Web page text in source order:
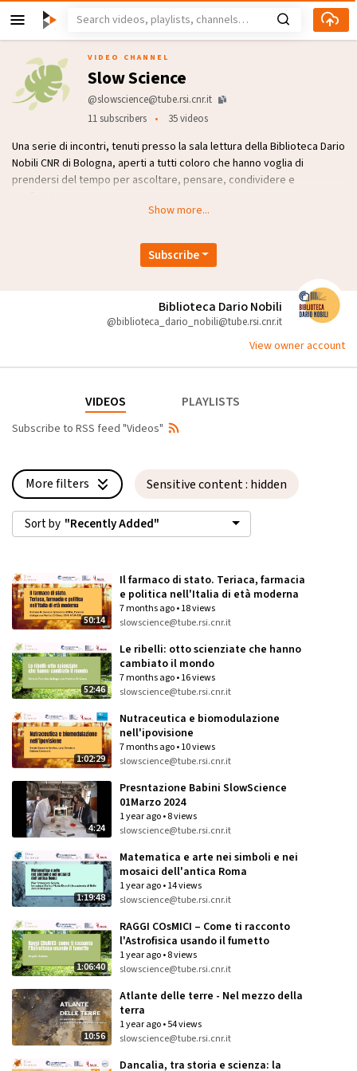
VIDEO CHANNEL
Slow Science
@slowscience@tube.rsi.cnr.it
11 subscribers
35 videos
Una serie di incontri, tenuti presso la sala lettura della Biblioteca Dario
Nobili CNR di Bologna, aperti a tutti coloro che hanno voglia di
prendersi del tempo per ascoltare, pensare, condividere e
Show more...
Subscribe
Biblioteca Dario Nobili
@biblioteca_dario_nobili@tube.rsi.cnr.it
View owner account
VIDEOS PLAYLISTS
Subscribe to RSS feed "Videos"
More filters Sensitive content: hidden
Sort by "Recently Added"
Updateyour settings
×
Sensitive content:
Updateyour settings
Displayed
Type:
VOD & Live videos
Live videos
VOD videos
Categories:
× All categories ×
50:14
Il farmaco di stato. Teriaca, farmacia
e politica nell'Italia di età moderna
7 months ago•18 views
slowscience@tube.rsi.cnr.it
52:46
Le ribelli: otto scienziate che hanno
cambiato il mondo
7 months ago•16 views
slowscience@tube.rsi.cnr.it
1:02:29
Nutraceutica e biomodulazione
nell'ipovisione
7 months ago•10 views
slowscience@tube.rsi.cnr.it
4:24
Presntazione Babini SlowScience
01Marzo 2024
1 year ago•8 views
slowscience@tube.rsi.cnr.it
1:19:48
Matematica e arte nei simboli e nei
mosaici dell'antica Roma
1 year ago•14 views
slowscience@tube.rsi.cnr.it
1:06:40
RAGGI COsMICI – Come ti racconto
l'Astrofisica usando il fumetto
1 year ago•8 views
slowscience@tube.rsi.cnr.it
10:56
Atlante delle terre - Nel mezzo della
terra
1 year ago•54 views
slowscience@tube.rsi.cnr.it
Dancalia, tra storia e scienza: la